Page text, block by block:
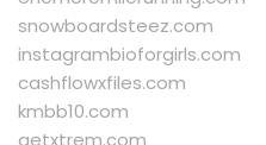
snowboardsteez.com
instagrambioforgirls.com
cashflowxfiles.com
kmbb10.com
getxtrem.com